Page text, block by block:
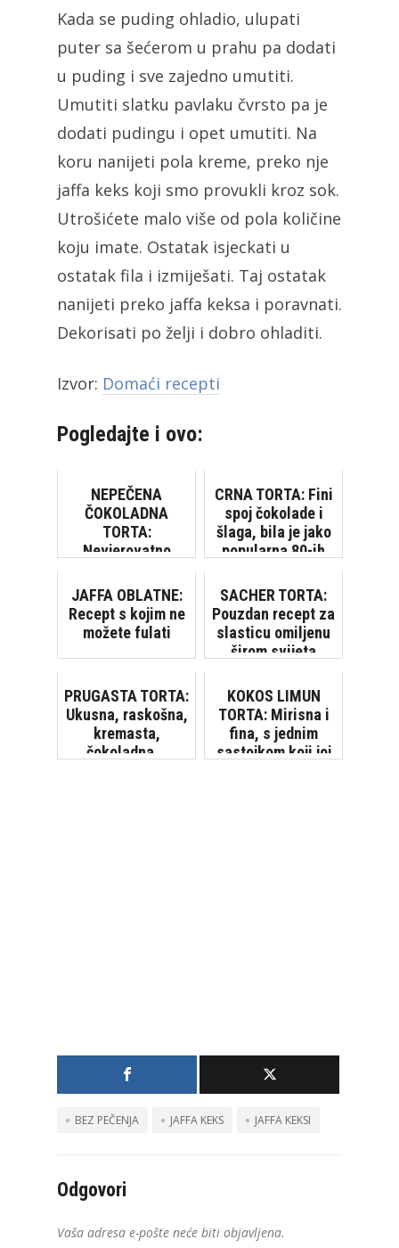
Kada se puding ohladio, ulupati
puter sa šećerom u prahu pa dodati
u puding i sve zajedno umutiti.
Umutiti slatku pavlaku čvrsto pa je
dodati pudingu i opet umutiti. Na
koru nanijeti pola kreme, preko nje
jaffa keks koji smo provukli kroz sok.
Utrošićete malo više od pola količine
koju imate. Ostatak isjeckati u
ostatak fila i izmiješati. Taj ostatak
nanijeti preko jaffa keksa i poravnati.
Dekorisati po želji i dobro ohladiti.
Izvor: Domaći recepti
Pogledajte i ovo:
NEPEČENA
ČOKOLADNA
TORTA:
Nevjerovatno
oduševit ćete se!
[VIDEO]
CRNA TORTA: Fini
spoj čokolade i
šlaga, bila je jako
popularna 80-ih
JAFFA OBLATNE:
Recept s kojim ne
možete fulati
SACHER TORTA:
Pouzdan recept za
slasticu omiljenu
širom svijeta
PRUGASTA TORTA:
Ukusna, raskošna,
kremasta,
čokoladna...
KOKOS LIMUN
TORTA: Mirisna i
fina, s jednim
sastojkom koji joj
BEZ PEČENJA JAFFA KEKS JAFFA KEKSI
Odgovori
Vaša adresa e-pošte neće biti objavljena.